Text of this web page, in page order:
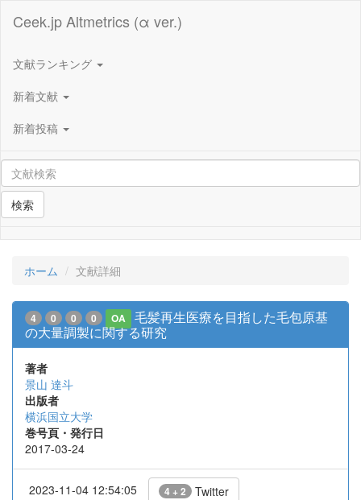
Ceek.jp Altmetrics (α ver.)
文献ランキング
新着文献
新着投稿
検索
ホーム 文献詳細
4 0 0 0 OA
毛髪再生医療を目指した毛包原基
の大量調製に関する研究
著者
景山 達斗
出版者
横浜国立大学
巻号頁・発行日
2017-03-24
2023-11-04 12:54:05 4 + 2 Twitter